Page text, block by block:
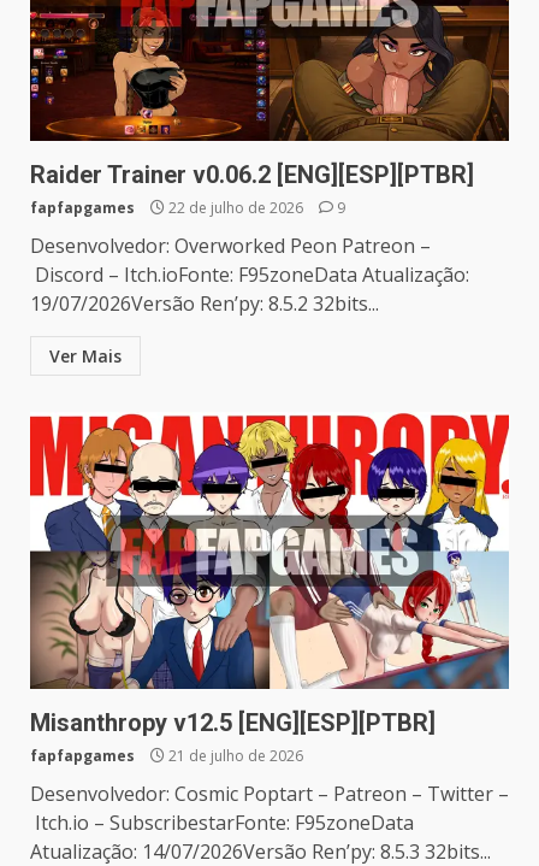
Raider Trainer v0.06.2 [ENG][ESP][PTBR]
fapfapgames 22 de julho de 2026 9
Desenvolvedor: Overworked Peon Patreon –
Discord – Itch.ioFonte: F95zoneData Atualização:
19/07/2026Versão Ren’py: 8.5.2 32bits...
Ver Mais
Misanthropy v12.5 [ENG][ESP][PTBR]
fapfapgames 21 de julho de 2026
Desenvolvedor: Cosmic Poptart – Patreon – Twitter –
Itch.io – SubscribestarFonte: F95zoneData
Atualização: 14/07/2026Versão Ren’py: 8.5.3 32bits...